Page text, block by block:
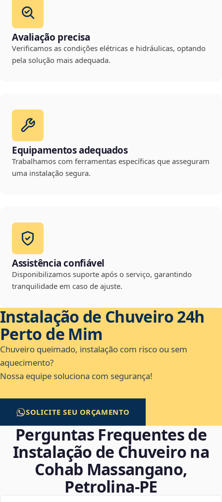
Avaliação precisa
Verificamos as condições elétricas e hidráulicas, optando
pela solução mais adequada.
Equipamentos adequados
Trabalhamos com ferramentas específicas que asseguram
uma instalação segura.
Assistência confiável
Disponibilizamos suporte após o serviço, garantindo
tranquilidade em caso de ajuste.
Instalação de Chuveiro 24h
Perto de Mim
Chuveiro queimado, instalação com risco ou sem
aquecimento?
Nossa equipe soluciona com segurança!
SOLICITE SEU ORÇAMENTO
Perguntas Frequentes de
Instalação de Chuveiro na
Cohab Massangano,
Petrolina‑PE